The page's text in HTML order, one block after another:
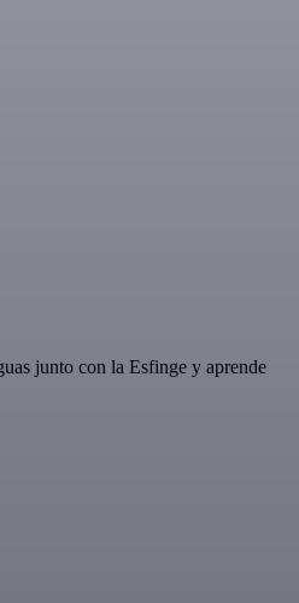
junto con la Esfinge y aprende